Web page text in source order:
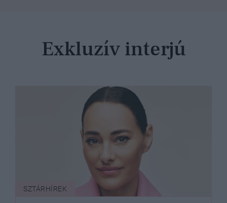
Exkluzív interjú
SZTÁRHÍREK